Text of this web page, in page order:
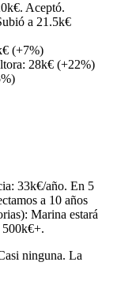
Aceptó.
a 21.5k€
(+7%)
28k€ (+22%)
33k€/año. En 5
a 10 años
Marina estará
ninguna. La